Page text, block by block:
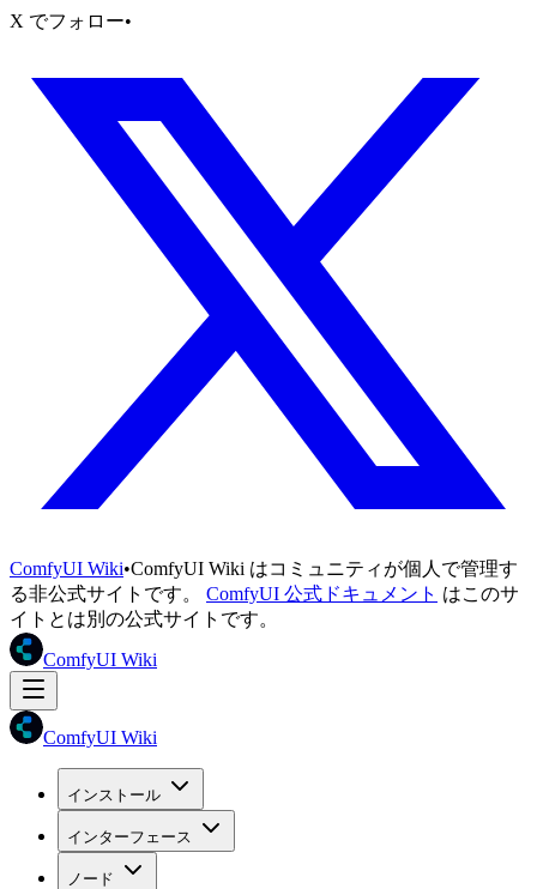
X でフォロー•
ComfyUI Wiki•ComfyUI Wiki はコミュニティが個人で管理す
る非公式サイトです。
ComfyUI 公式ドキュメント はこのサ
イトとは別の公式サイトです。
ComfyUI Wiki
ComfyUI Wiki
インストール
インターフェース
ノード